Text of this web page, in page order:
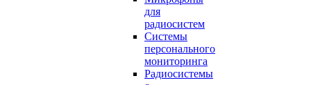
для
радиосистем
Системы
персонального
мониторинга
Радиосистемы